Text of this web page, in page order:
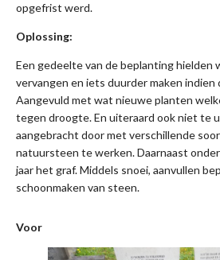
opgefrist werd.
Oplossing:
Een gedeelte van de beplanting hielden
vervangen en iets duurder maken
Aangevuld met wat nieuwe planten
tegen droogte. En uiteraard ook niet te
aangebracht door met verschillende
natuursteen te werken. Daarnaast
jaar het graf. Middels snoei, aanvullen
schoonmaken van steen.
Voor